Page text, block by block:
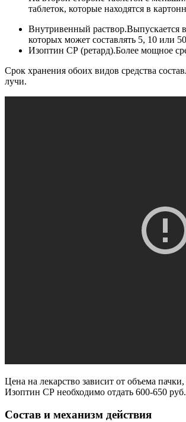
таблеток, которые находятся в
Внутривенный раствор.Выпускается
которых может составлять 5, 10 или
Изоптин СР (ретард).Более мощное
Срок хранения обоих видов средства
лучи.
Цена на лекарство зависит от объема
Изоптин СР необходимо отдать 600-650
Состав и механизм действия